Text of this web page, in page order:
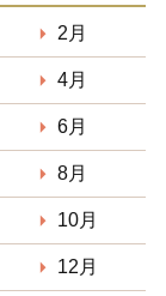
2月
4月
6月
8月
10月
12月